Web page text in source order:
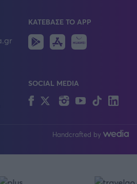
ΚΑΤΕΒΑΣΕ ΤΟ APP
Android
IOS
SOCIAL MEDIA
FacebookTwitterInstagram
YouTubeTikTok
Handcrafted by